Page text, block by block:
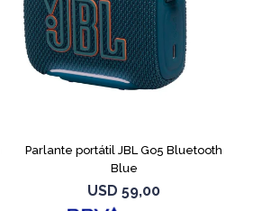
Parlante portátil JBL Go5 Bluetooth
Blue
USD 59,00